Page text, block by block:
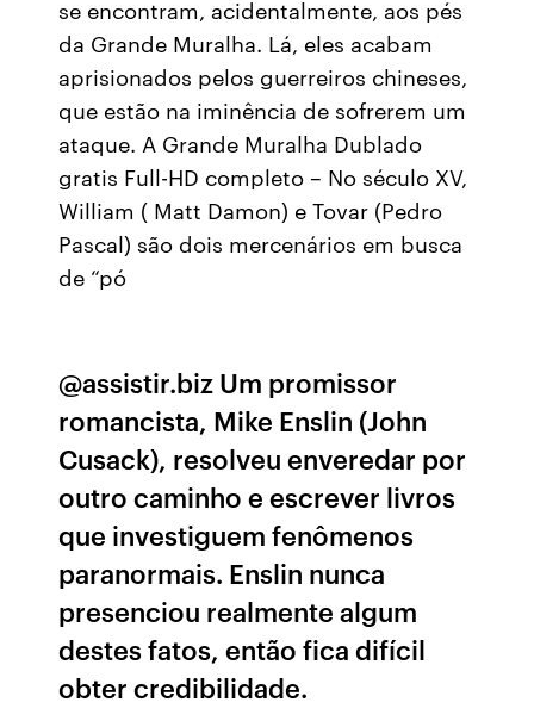
se encontram, acidentalmente, aos pés
da Grande Muralha. Lá, eles acabam
aprisionados pelos guerreiros chineses,
que estão na iminência de sofrerem um
ataque. A Grande Muralha Dublado
gratis Full-HD completo – No século XV,
William ( Matt Damon) e Tovar (Pedro
Pascal) são dois mercenários em busca
de “pó
@assistir.biz Um promissor
romancista, Mike Enslin (John
Cusack), resolveu enveredar por
outro caminho e escrever livros
que investiguem fenômenos
paranormais. Enslin nunca
presenciou realmente algum
destes fatos, então fica difícil
obter credibilidade.